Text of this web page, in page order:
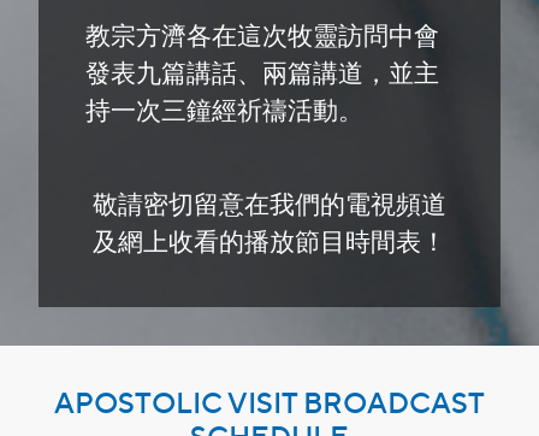
教宗方濟各在這次牧靈訪問中會
發表九篇講話、兩篇講道，並主
持一次三鐘經祈禱活動。
敬請密切留意在我們的電視頻道
及網上收看的播放節目時間表！
APOSTOLIC VISIT BROADCAST